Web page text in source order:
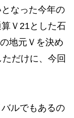
なった今年の
Ｖ21とした石
地元Ｖを決め
だけに、今回
ルでもあるの